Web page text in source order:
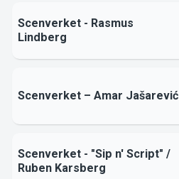
Scenverket - Rasmus
Lindberg
Scenverket – Amar Jašarević
Scenverket - "Sip n' Script" /
Ruben Karsberg